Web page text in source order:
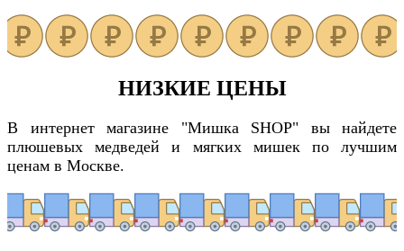
НИЗКИЕ ЦЕНЫ
В интернет магазине "Мишка SHOP" вы найдете
плюшевых медведей и мягких мишек по лучшим
ценам в Москве.